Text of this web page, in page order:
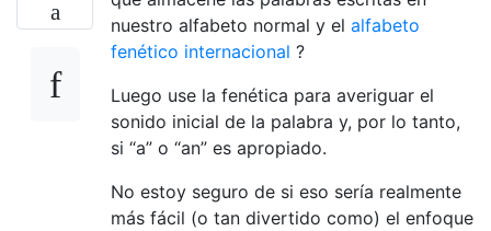
nuestro alfabeto normal y el alfabeto
fenético internacional ?
Luego use la fenética para averiguar el
sonido inicial de la palabra y, por lo tanto,
si “a” o “an” es apropiado.
No estoy seguro de si eso sería realmente
más fácil (o tan divertido como) el enfoque